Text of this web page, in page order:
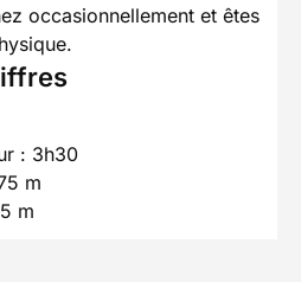
occasionnellement et êtes
: 3h30
m
m